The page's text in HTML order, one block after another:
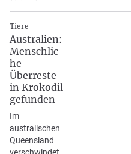
Tiere
Australien:
Menschlic
he
Überreste
in Krokodil
gefunden
Im
australischen
Queensland
verschwindet